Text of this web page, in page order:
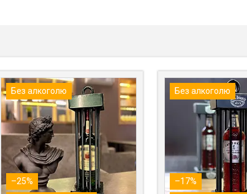
Без алкоголю
–25%
Без алкоголю
–17%